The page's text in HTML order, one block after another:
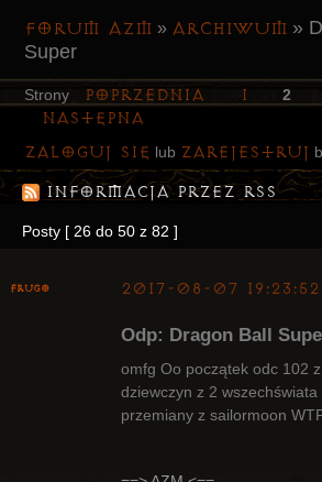
Forum AZM » Archiwum »
Super
Strony Poprzednia 1 2
Następna
Zaloguj się lub zarejestruj
Informacja przez RSS
Posty [ 26 do 50 z 82 ]
Frugo 2017-08-07 19:23:52
Odp: Dragon Ball
omfg Oo początek odc 102
dziewczyn z 2
przemiany z sailormoon